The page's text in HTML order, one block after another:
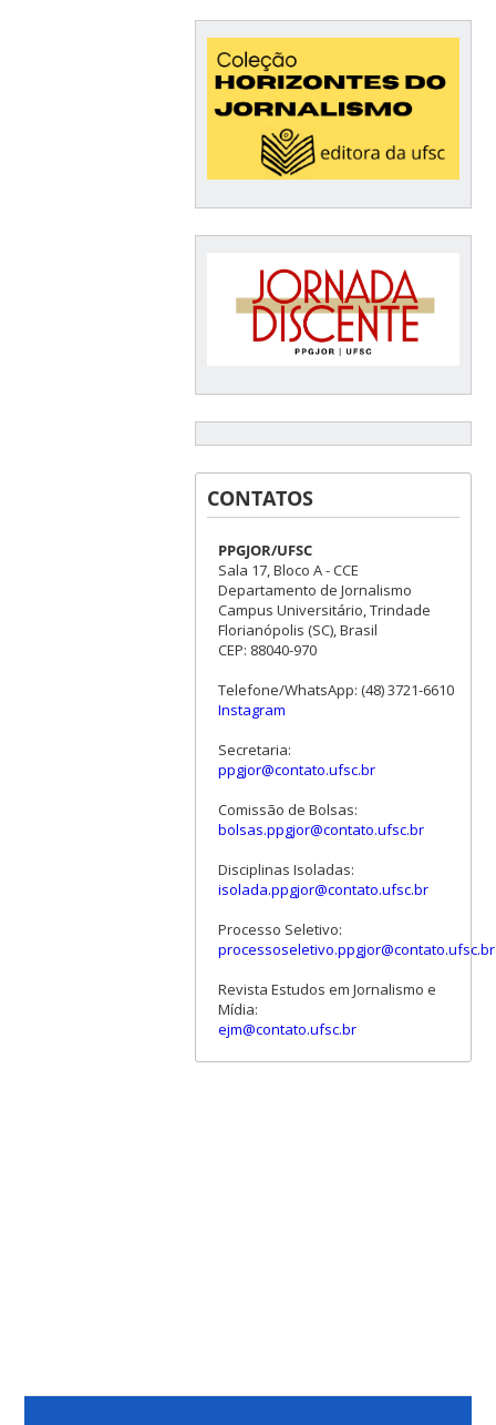
CONTATOS
PPGJOR/UFSC
Sala 17, Bloco A - CCE
Departamento de Jornalismo
Campus Universitário, Trindade
Florianópolis (SC), Brasil
CEP: 88040-970
Telefone/WhatsApp: (48) 3721-6610
Instagram
Secretaria:
ppgjor@contato.ufsc.br
Comissão de Bolsas:
bolsas.ppgjor@contato.ufsc.br
Disciplinas Isoladas:
isolada.ppgjor@contato.ufsc.br
Processo Seletivo:
processoseletivo.ppgjor@contato.ufsc.br
Revista Estudos em Jornalismo e
Mídia:
ejm@contato.ufsc.br